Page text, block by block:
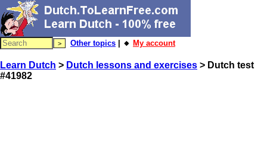
Other topics | 🔸 My account
Learn Dutch > Dutch lessons and exercises > Dutch test
#41982